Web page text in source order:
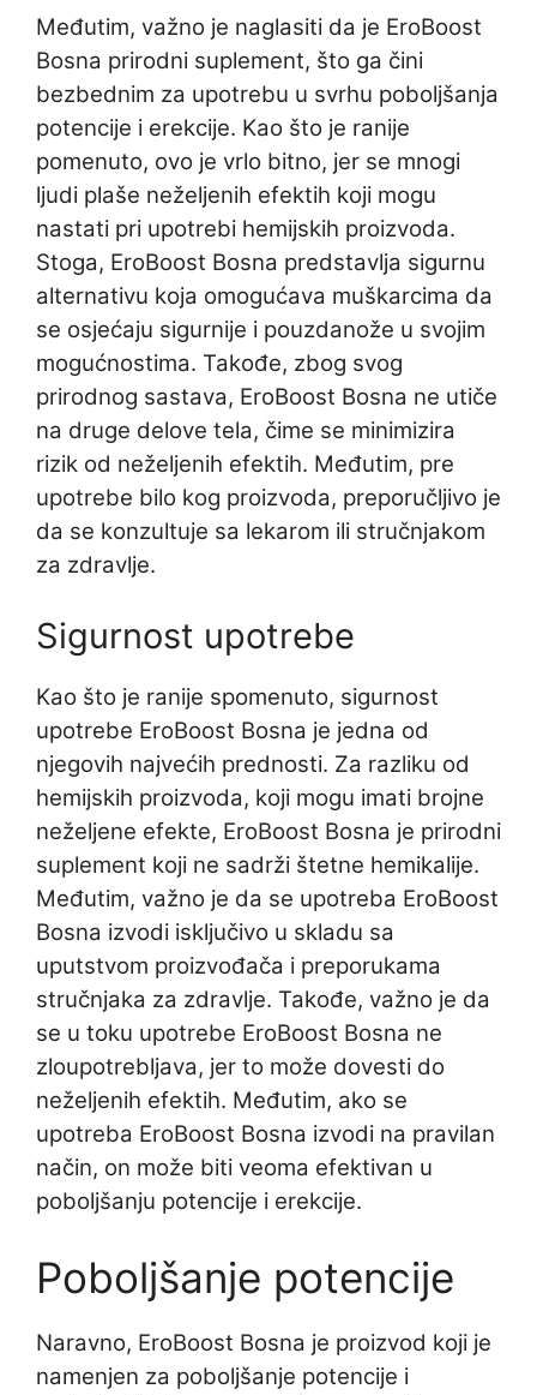
Međutim, važno je naglasiti da je EroBoost
Bosna prirodni suplement, što ga čini
bezbednim za upotrebu u svrhu poboljšanja
potencije i erekcije. Kao što je ranije
pomenuto, ovo je vrlo bitno, jer se mnogi
ljudi plaše neželjenih efektih koji mogu
nastati pri upotrebi hemijskih proizvoda.
Stoga, EroBoost Bosna predstavlja sigurnu
alternativu koja omogućava muškarcima da
se osjećaju sigurnije i pouzdanože u svojim
mogućnostima. Takođe, zbog svog
prirodnog sastava, EroBoost Bosna ne utiče
na druge delove tela, čime se minimizira
rizik od neželjenih efektih. Međutim, pre
upotrebe bilo kog proizvoda, preporučljivo je
da se konzultuje sa lekarom ili stručnjakom
za zdravlje.
Sigurnost upotrebe
Kao što je ranije spomenuto, sigurnost
upotrebe EroBoost Bosna je jedna od
njegovih najvećih prednosti. Za razliku od
hemijskih proizvoda, koji mogu imati brojne
neželjene efekte, EroBoost Bosna je prirodni
suplement koji ne sadrži štetne hemikalije.
Međutim, važno je da se upotreba EroBoost
Bosna izvodi isključivo u skladu sa
uputstvom proizvođača i preporukama
stručnjaka za zdravlje. Takođe, važno je da
se u toku upotrebe EroBoost Bosna ne
zloupotrebljava, jer to može dovesti do
neželjenih efektih. Međutim, ako se
upotreba EroBoost Bosna izvodi na pravilan
način, on može biti veoma efektivan u
poboljšanju potencije i erekcije.
Poboljšanje potencije
Naravno, EroBoost Bosna je proizvod koji je
namenjen za poboljšanje potencije i